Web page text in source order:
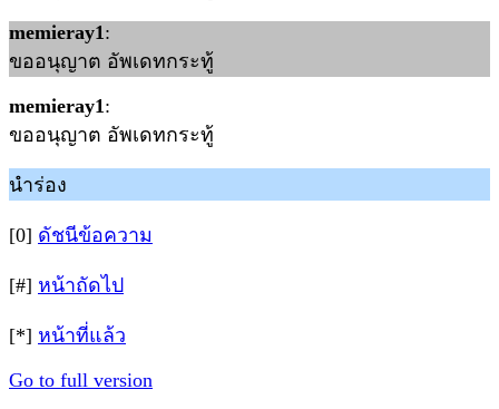
memieray1:
ขออนุญาต อัพเดทกระทู้
memieray1:
ขออนุญาต อัพเดทกระทู้
นำร่อง
[0] ดัชนีข้อความ
[#] หน้าถัดไป
[*] หน้าที่แล้ว
Go to full version